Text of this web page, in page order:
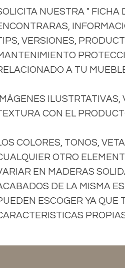
NUESTRA " FICHA
VERSIONES,
A TU
IMÁGENES
CON EL
COLORES, TONOS,
OTRO
EN MADERAS
DE LA MISMA
ESCOGER YA QUE